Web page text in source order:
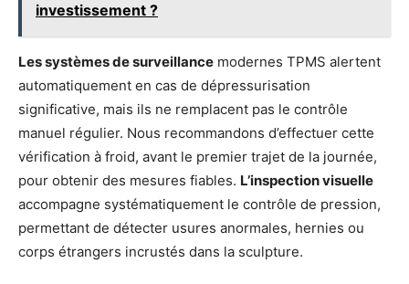
investissement ?
Les systèmes de surveillance modernes TPMS alertent
automatiquement en cas de dépressurisation
significative, mais ils ne remplacent pas le contrôle
manuel régulier. Nous recommandons d’effectuer cette
vérification à froid, avant le premier trajet de la journée,
pour obtenir des mesures fiables. L’inspection visuelle
accompagne systématiquement le contrôle de pression,
permettant de détecter usures anormales, hernies ou
corps étrangers incrustés dans la sculpture.